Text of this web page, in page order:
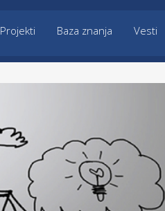
Projekti Baza znanja Vesti